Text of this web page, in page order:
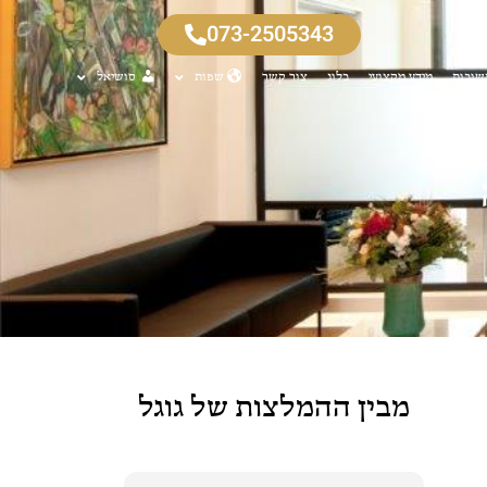
073-2505343
מידע מקצועי בלוג צור קשר שפות סושיאל
מבין ההמלצות של גוגל